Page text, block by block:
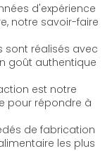
d'expérience
notre savoir-faire
sont réalisés avec
goût authentique
est notre
pour répondre à
de fabrication
les plus